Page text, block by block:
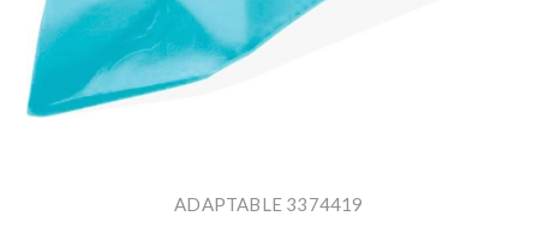
ADAPTABLE 3374419